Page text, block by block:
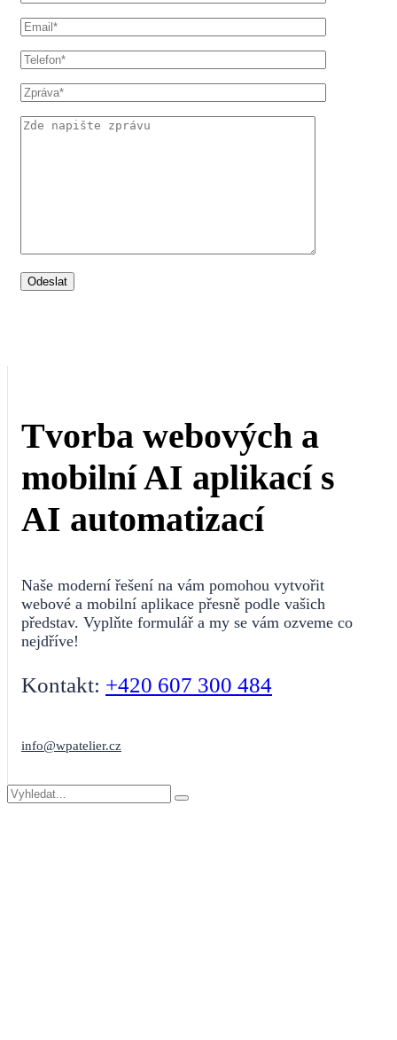
Tvorba webových a
mobilní AI aplikací s
AI automatizací
Naše moderní řešení na vám pomohou vytvořit
webové a mobilní aplikace přesně podle vašich
představ. Vyplňte formulář a my se vám ozveme co
nejdříve!
Kontakt: +420 607 300 484
info@wpatelier.cz